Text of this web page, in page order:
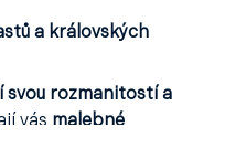
a královských
svou rozmanitostí a
vás malebné